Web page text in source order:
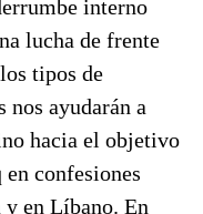
interno
lucha de frente
tipos de
nos ayudarán a
hacia el objetivo
confesiones
en Líbano. En